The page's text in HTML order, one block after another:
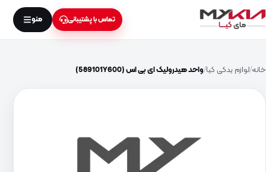
تماس با پشتیبانی منو
خانه لوازم یدکی کیا واحد هیدرولیک ای بی اس (589101Y600)